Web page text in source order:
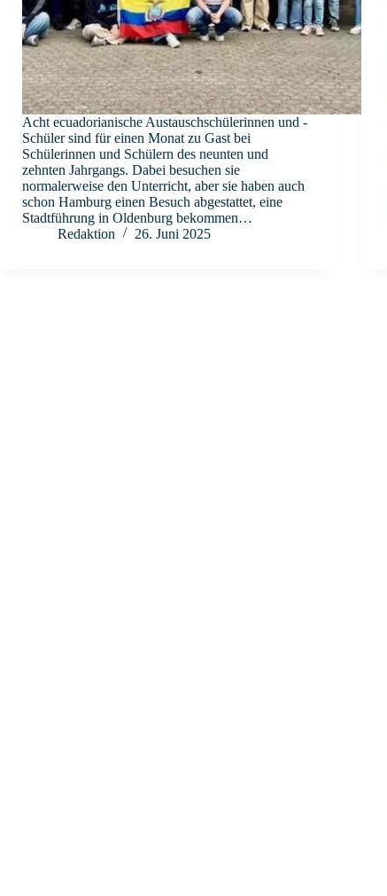
Acht ecuadorianische Austauschschülerinnen und -
Schüler sind für einen Monat zu Gast bei
Schülerinnen und Schülern des neunten und
zehnten Jahrgangs. Dabei besuchen sie
normalerweise den Unterricht, aber sie haben auch
schon Hamburg einen Besuch abgestattet, eine
Stadtführung in Oldenburg bekommen…
Redaktion
26. Juni 2025